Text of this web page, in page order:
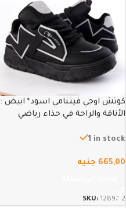
كوتش اوجي فيتنامي اسود* ابيض :
الأناقة والراحة في حذاء رياضي
1 in stock
665,00 جنيه
SKU: 12897-2